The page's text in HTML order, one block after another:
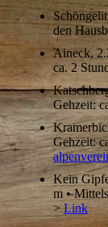
den
Aineck,
ca. 2
Gehzeit:
Gehzeit:
Kein
m •
>Link